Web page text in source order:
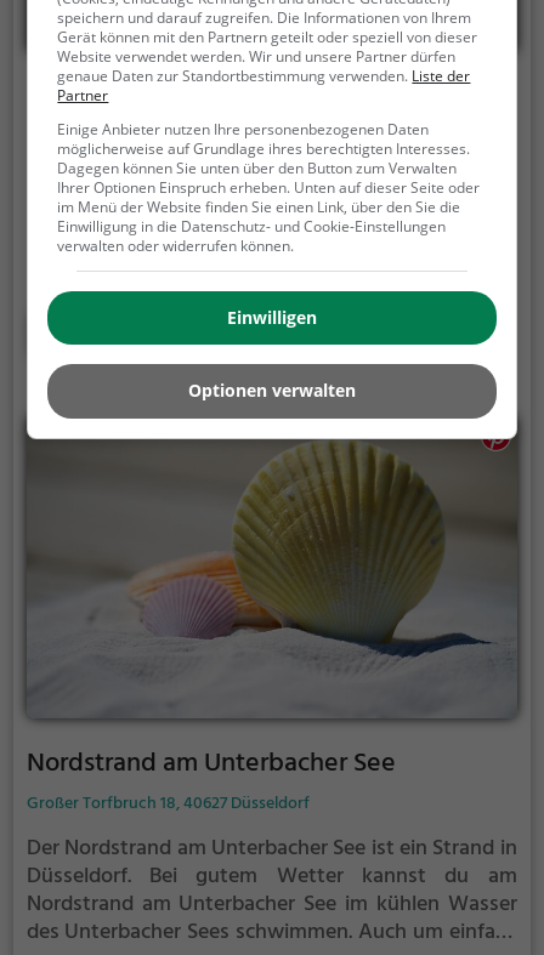
Unterbacher See
Am Kleinforst, 40627 Düsseldorf
Der Unterbacher See ist ein 86,8 ha großer See in
Düsseldorf. Der Baggersee im Südosten der Stadt
entstand im 20. Jahrhundert durch die
Kiesförderung. Heute ist der Unterbacher See ein
beliebtes Naherholungsgebiet und lockt Badegäste
aus der gesamten Region.
Mehr erfahren
Nordstrand am Unterbacher See
Großer Torfbruch 18, 40627 Düsseldorf
Der Nordstrand am Unterbacher See ist ein Strand in
Düsseldorf. Bei gutem Wetter kannst du am
Nordstrand am Unterbacher See im kühlen Wasser
des Unterbacher Sees schwimmen. Auch um einfach
speichern und darauf zugreifen. Die Informationen von Ihrem
Gerät können mit den Partnern geteilt oder speziell von dieser
Website verwendet werden. Wir und unsere Partner dürfen
genaue Daten zur Standortbestimmung verwenden. Liste der
Partner
Einige Anbieter nutzen Ihre personenbezogenen Daten
möglicherweise auf Grundlage ihres berechtigten Interesses.
Dagegen können Sie unten über den Button zum Verwalten
Ihrer Optionen Einspruch erheben. Unten auf dieser Seite oder
im Menü der Website finden Sie einen Link, über den Sie die
Einwilligung in die Datenschutz- und Cookie-Einstellungen
verwalten oder widerrufen können.
Einwilligen
Optionen verwalten